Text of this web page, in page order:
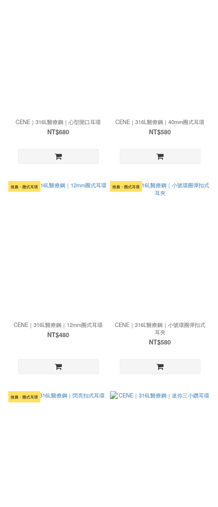
CENE｜316L醫療鋼｜心型開口耳環
NT$680
CENE｜316L醫療鋼｜40mm圈式耳環
NT$580
推薦・圈式耳環
CENE｜316L醫療鋼｜12mm圈式耳環
NT$480
推薦・圈式耳環
CENE｜316L醫療鋼｜小號環圈彈扣式
耳夾
NT$580
推薦・圈式耳環